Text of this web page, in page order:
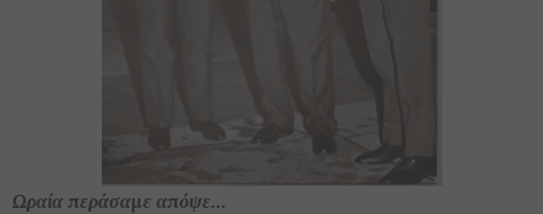
Ωραία περάσαμε απόψε…